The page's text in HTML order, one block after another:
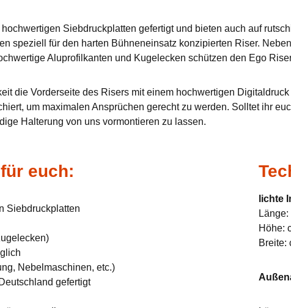
Siebdruckplatten gefertigt und bieten auch auf
speziell für den harten Bühneneinsatz konzipierten Riser.
Aluprofilkanten und Kugelecken schützen den Ego
die Vorderseite des Risers mit einem hochwertigen
um maximalen Ansprüchen gerecht zu werden. Solltet ihr
Halterung von uns vormontieren zu lassen.
euch:
Siebdruckplatten
Nebelmaschinen, etc.)
gefertigt
lichte
Höhe:
Breite: